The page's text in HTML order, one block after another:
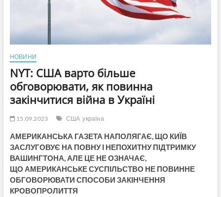
НОВИНИ
NYT: США варто більше
обговорювати, як повинна
закінчитися війна в Україні
15.09.2023 США україна
АМЕРИКАНСЬКА ГАЗЕТА НАПОЛЯГАЄ, ЩО КИЇВ
ЗАСЛУГОВУЄ НА ПОВНУ І НЕПОХИТНУ ПІДТРИМКУ
ВАШИНГТОНА, АЛЕ ЦЕ НЕ ОЗНАЧАЄ,
ЩО АМЕРИКАНСЬКЕ СУСПІЛЬСТВО НЕ ПОВИННЕ
ОБГОВОРЮВАТИ СПОСОБИ ЗАКІНЧЕННЯ
КРОВОПРОЛИТТЯ